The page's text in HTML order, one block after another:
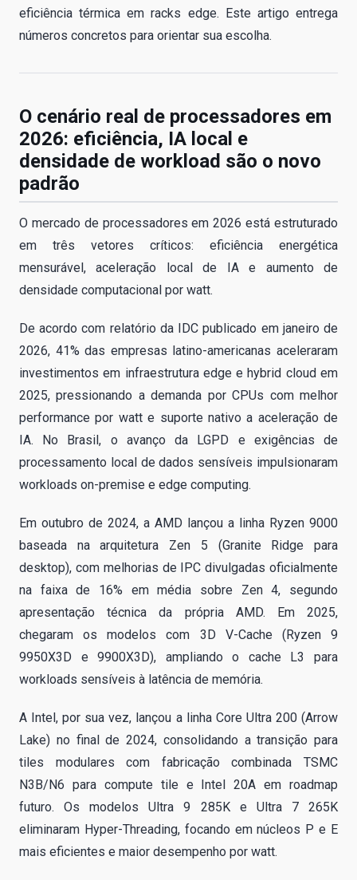
eficiência térmica em racks edge. Este artigo entrega
números concretos para orientar sua escolha.
O cenário real de processadores em
2026: eficiência, IA local e
densidade de workload são o novo
padrão
O mercado de processadores em 2026 está estruturado
em três vetores críticos: eficiência energética
mensurável, aceleração local de IA e aumento de
densidade computacional por watt.
De acordo com relatório da IDC publicado em janeiro de
2026, 41% das empresas latino-americanas aceleraram
investimentos em infraestrutura edge e hybrid cloud em
2025, pressionando a demanda por CPUs com melhor
performance por watt e suporte nativo a aceleração de
IA. No Brasil, o avanço da LGPD e exigências de
processamento local de dados sensíveis impulsionaram
workloads on-premise e edge computing.
Em outubro de 2024, a AMD lançou a linha Ryzen 9000
baseada na arquitetura Zen 5 (Granite Ridge para
desktop), com melhorias de IPC divulgadas oficialmente
na faixa de 16% em média sobre Zen 4, segundo
apresentação técnica da própria AMD. Em 2025,
chegaram os modelos com 3D V-Cache (Ryzen 9
9950X3D e 9900X3D), ampliando o cache L3 para
workloads sensíveis à latência de memória.
A Intel, por sua vez, lançou a linha Core Ultra 200 (Arrow
Lake) no final de 2024, consolidando a transição para
tiles modulares com fabricação combinada TSMC
N3B/N6 para compute tile e Intel 20A em roadmap
futuro. Os modelos Ultra 9 285K e Ultra 7 265K
eliminaram Hyper-Threading, focando em núcleos P e E
mais eficientes e maior desempenho por watt.